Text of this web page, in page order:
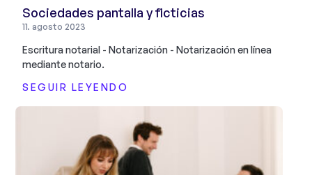
Sociedades pantalla y ficticias
11. agosto 2023
Escritura notarial - Notarización - Notarización en línea
mediante notario.
SEGUIR LEYENDO